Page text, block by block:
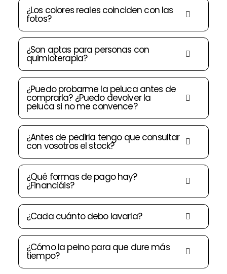
¿Los colores reales coinciden con las
fotos?
¿Son aptas para personas con
quimioterapia?
¿Puedo probarme la peluca antes de
comprarla? ¿Puedo devolver la
peluca si no me convence?
¿Antes de pedirla tengo que consultar
con vosotros el stock?
¿Qué formas de pago hay?
¿Financiáis?
¿Cada cuánto debo lavarla?
¿Cómo la peino para que dure más
tiempo?